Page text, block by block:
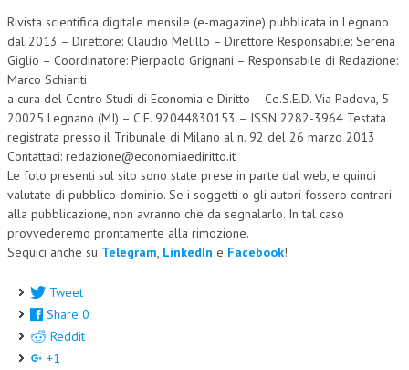
Rivista scientifica digitale mensile (e-magazine) pubblicata in Legnano
dal 2013 – Direttore: Claudio Melillo – Direttore Responsabile: Serena
Giglio – Coordinatore: Pierpaolo Grignani – Responsabile di Redazione:
Marco Schiariti
a cura del Centro Studi di Economia e Diritto – Ce.S.E.D. Via Padova, 5 –
20025 Legnano (MI) – C.F. 92044830153 – ISSN 2282-3964 Testata
registrata presso il Tribunale di Milano al n. 92 del 26 marzo 2013
Contattaci: redazione@economiaediritto.it
Le foto presenti sul sito sono state prese in parte dal web, e quindi
valutate di pubblico dominio. Se i soggetti o gli autori fossero contrari
alla pubblicazione, non avranno che da segnalarlo. In tal caso
provvederemo prontamente alla rimozione.
Seguici anche su Telegram, LinkedIn e Facebook!
Tweet
Share 0
Reddit
+1